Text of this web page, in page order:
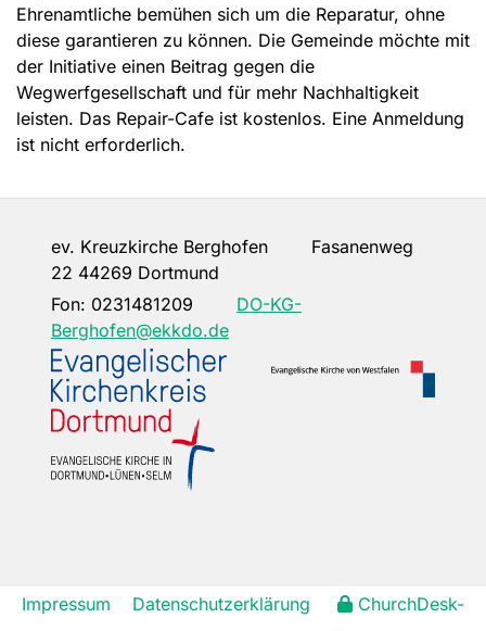
Ehrenamtliche bemühen sich um die Reparatur, ohne
diese garantieren zu können. Die Gemeinde möchte mit
der Initiative einen Beitrag gegen die
Wegwerfgesellschaft und für mehr Nachhaltigkeit
leisten. Das Repair-Cafe ist kostenlos. Eine Anmeldung
ist nicht erforderlich.
ev. Kreuzkirche Berghofen Fasanenweg
22 44269 Dortmund
Fon: 0231481209
DO-KG-
Berghofen@ekkdo.de
Impressum Datenschutzerklärung
ChurchDesk-